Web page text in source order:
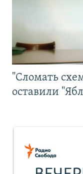
"Сломать
оставили